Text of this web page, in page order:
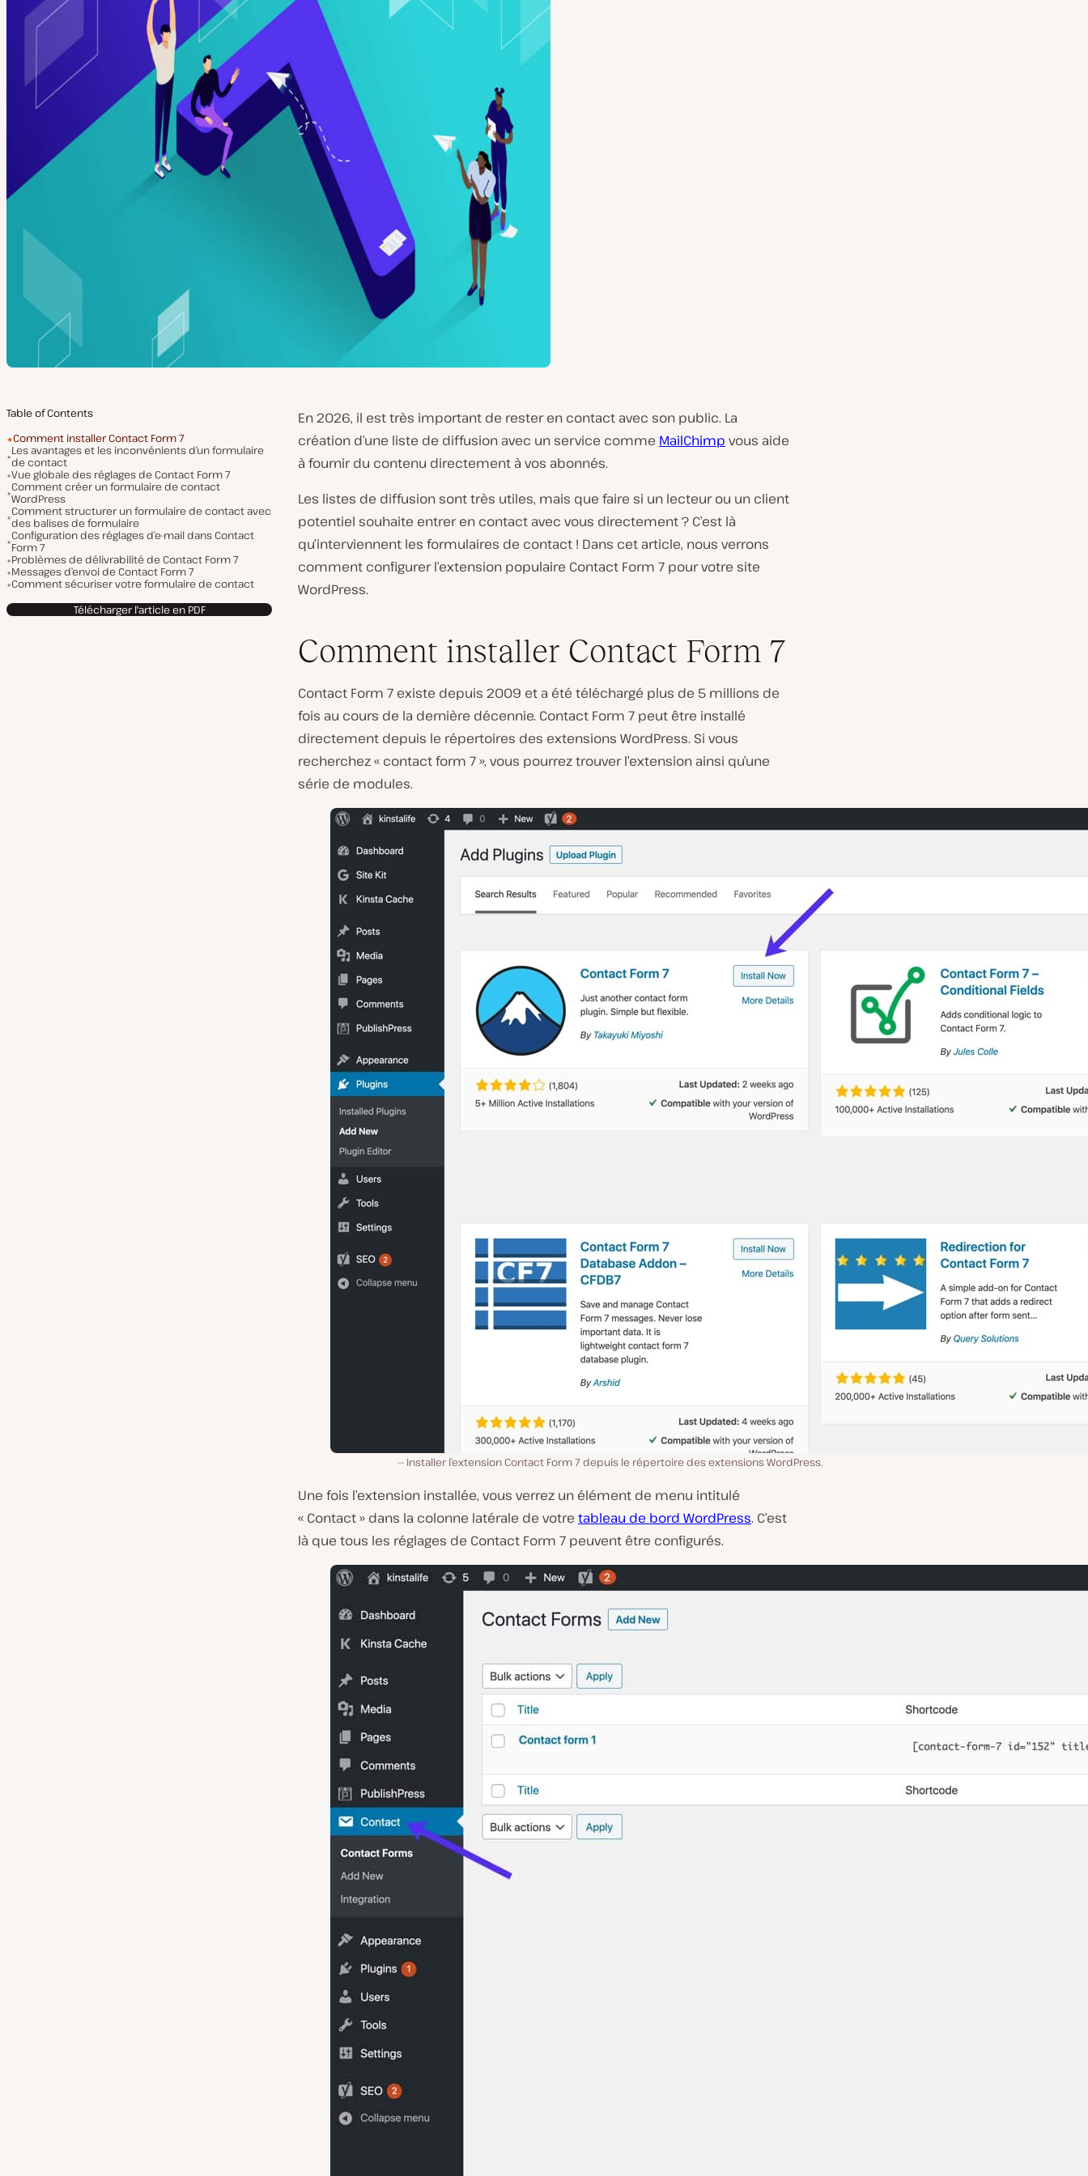
Table of Contents
Comment installer Contact Form 7
Les avantages et les inconvénients d’un formulaire
de contact
Vue globale des réglages de Contact Form 7
Comment créer un formulaire de contact
WordPress
Comment structurer un formulaire de contact avec
des balises de formulaire
Configuration des réglages d’e-mail dans Contact
Form 7
Problèmes de délivrabilité de Contact Form 7
Messages d’envoi de Contact Form 7
Comment sécuriser votre formulaire de contact
Télécharger l'article en PDF
En 2026, il est très important de rester en contact avec son public. La
création d’une liste de diffusion avec un service comme MailChimp vous aide
à fournir du contenu directement à vos abonnés.
Les listes de diffusion sont très utiles, mais que faire si un lecteur ou un client
potentiel souhaite entrer en contact avec vous directement ? C’est là
qu’interviennent les formulaires de contact ! Dans cet article, nous verrons
comment configurer l’extension populaire Contact Form 7 pour votre site
WordPress.
Comment installer Contact Form 7
Contact Form 7 existe depuis 2009 et a été téléchargé plus de 5 millions de
fois au cours de la dernière décennie. Contact Form 7 peut être installé
directement depuis le répertoires des extensions WordPress. Si vous
recherchez « contact form 7 », vous pourrez trouver l’extension ainsi qu’une
série de modules.
Installer l’extension Contact Form 7 depuis le répertoire des extensions WordPress.
Une fois l’extension installée, vous verrez un élément de menu intitulé
« Contact » dans la colonne latérale de votre tableau de bord WordPress. C’est
là que tous les réglages de Contact Form 7 peuvent être configurés.